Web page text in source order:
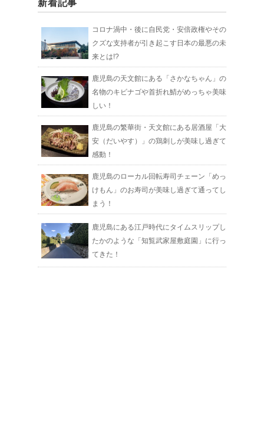
新着記事
コロナ渦中・後に自民党・安倍政権やその
クズな支持者が引き起こす日本の最悪の未
来とは!?
鹿児島の天文館にある「さかなちゃん」の
名物のキビナゴや首折れ鯖がめっちゃ美味
しい！
鹿児島の繁華街・天文館にある居酒屋「大
安（だいやす）」の鶏刺しが美味し過ぎて
感動！
鹿児島のローカル回転寿司チェーン「めっ
けもん」のお寿司が美味し過ぎて通ってし
まう！
鹿児島にある江戸時代にタイムスリップし
たかのような「知覧武家屋敷庭園」に行っ
てきた！